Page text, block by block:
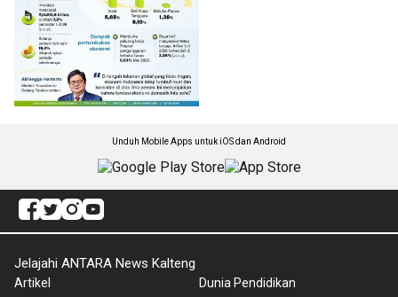
Unduh Mobile Apps untuk iOS dan Android
Jelajahi ANTARA News Kalteng
Artikel
Dunia Pendidikan